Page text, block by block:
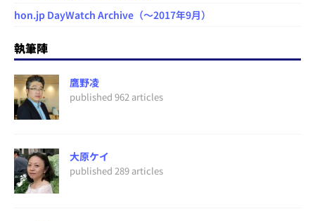
hon.jp DayWatch Archive（～2017年9月）
執筆陣
鷹野凌
published 962 articles
大原ケイ
published 289 articles